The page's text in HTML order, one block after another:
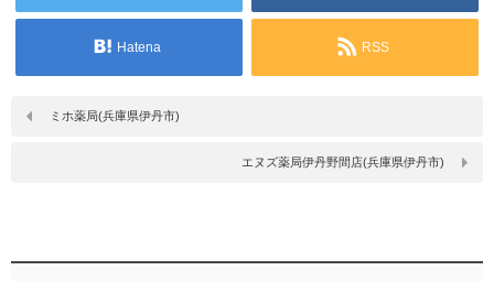
Hatena RSS
ミホ薬局(兵庫県伊丹市)
エヌズ薬局伊丹野間店(兵庫県伊丹市)